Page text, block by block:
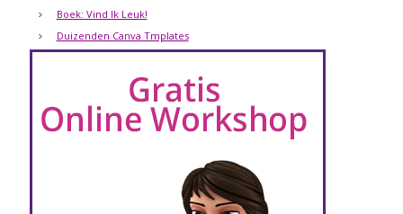
Boek: Vind Ik Leuk!
Duizenden Canva Tmplates